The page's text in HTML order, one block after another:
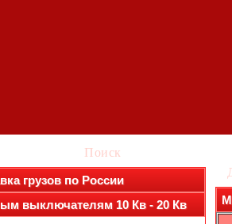
Поиск
грузов по России
выключателям 10 Кв - 20 Кв